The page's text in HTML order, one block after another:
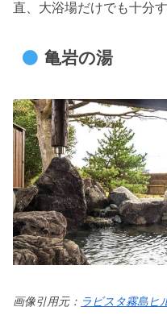
直、大浴場だけでも十分
亀岩の湯
画像引用元： ラビスタ霧島ヒ